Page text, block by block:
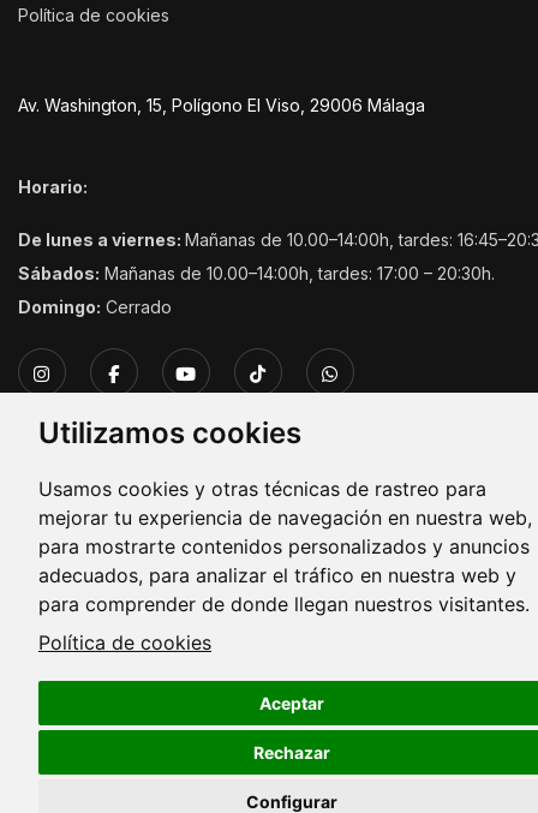
Utilizamos cookies
Usamos cookies y otras técnicas de rastreo para
mejorar tu experiencia de navegación en nuestra web,
para mostrarte contenidos personalizados y anuncios
adecuados, para analizar el tráfico en nuestra web y
para comprender de donde llegan nuestros visitantes.
Política de cookies
Aceptar
Rechazar
Configurar
Política de cookies
Av. Washington, 15, Polígono El Viso, 29006 Málaga
Horario:
De lunes a viernes: Mañanas de 10.00–14:00h, tardes:
Sábados: Mañanas de 10.00–14:00h, tardes: 17:00 – 20:30h.
Domingo: Cerrado
Copyright © 2026. Todos los derechos reservados.